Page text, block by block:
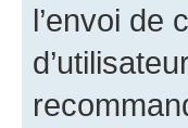
l’envoi de